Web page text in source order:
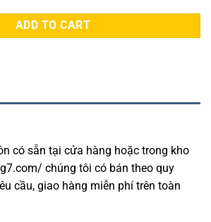
ADD TO CART
có sẵn tại cửa hàng hoặc trong kho
chúng tôi có bán theo quy
cầu, giao hàng miễn phí trên toàn